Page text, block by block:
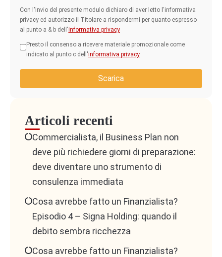
Con l'invio del presente modulo dichiaro di aver letto l'informativa
privacy ed autorizzo il Titolare a rispondermi per quanto espresso
al punto a & b dell'informativa privacy
Presto il consenso a ricevere materiale promozionale come
indicato al punto c dell'informativa privacy
Scarica
Articoli recenti
Commercialista, il Business Plan non
deve più richiedere giorni di preparazione:
deve diventare uno strumento di
consulenza immediata
Cosa avrebbe fatto un Finanzialista?
Episodio 4 – Signa Holding: quando il
debito sembra ricchezza
Cosa avrebbe fatto un Finanzialista?